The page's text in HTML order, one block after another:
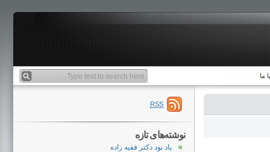
ما
RSS
نوشته‌های تازه
یاد بود دکتر فقیه زاده